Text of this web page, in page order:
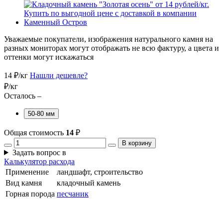
Уважаемые покупатели, изображения натурального камня на
разных мониторах могут отображать не всю фактуру, а цвета и
оттенки могут искажаться
14 ₽/кг Нашли дешевле?
₽/кг
Осталось –
50-80 мм
Общая стоимость 14 ₽
В корзину
Задать вопрос в
Калькулятор расхода
Применение
ландшафт, строительство
Вид камня
кладочный камень
Горная порода песчаник